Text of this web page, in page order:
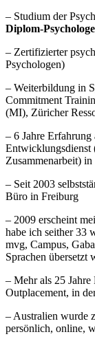
– Studium der
Diplom-Psychologe
– Zertifizierter
Psychologen)
– Weiterbildung in
Commitment
(MI), Züricher
– 6 Jahre Erfahrung
Entwicklungsdienst
Zusammenarbeit)
– Seit 2003
Büro in Freiburg
– 2009 erscheint
habe ich seither 33
mvg, Campus,
Sprachen übersetzt
– Mehr als 25
Outplacement, in
– Australien wurde
persönlich, online,